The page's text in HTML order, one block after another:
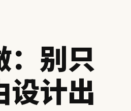
：别只
设计出